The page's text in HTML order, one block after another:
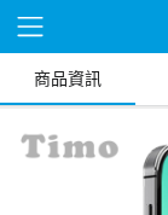
商品資訊